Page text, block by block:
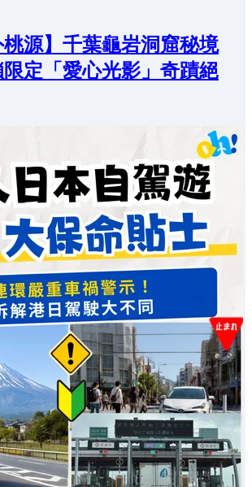
桃源】千葉龜岩洞窟秘境
定「愛心光影」奇蹟絕